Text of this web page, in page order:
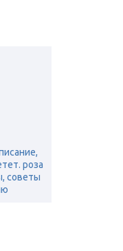
роза
советы